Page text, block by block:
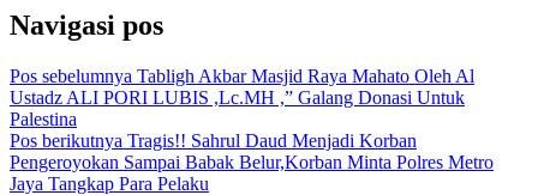
Navigasi pos
Pos sebelumnya Tabligh Akbar Masjid Raya Mahato Oleh Al
Ustadz ALI PORI LUBIS ,Lc.MH ,” Galang Donasi Untuk
Palestina
Pos berikutnya Tragis!! Sahrul Daud Menjadi Korban
Pengeroyokan Sampai Babak Belur,Korban Minta Polres Metro
Jaya Tangkap Para Pelaku